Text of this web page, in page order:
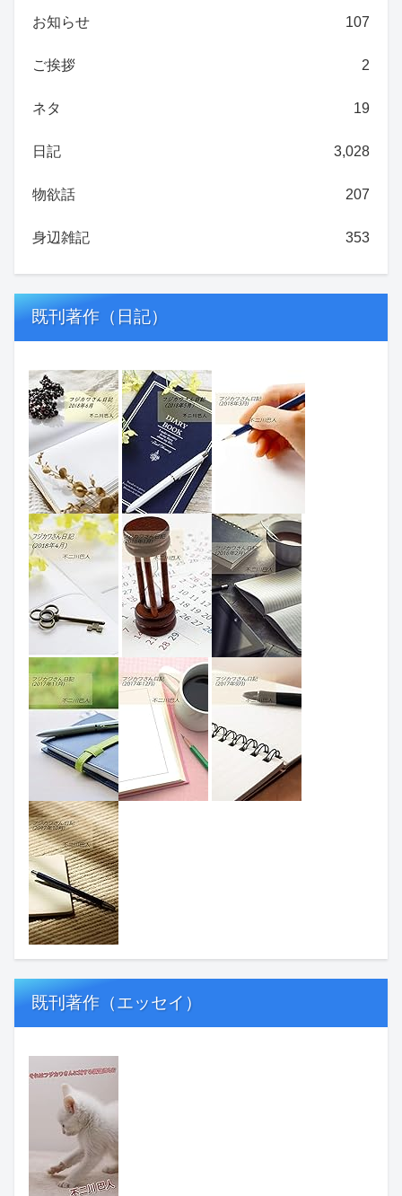
お知らせ 107
ご挨拶 2
ネタ 19
日記 3,028
物欲話 207
身辺雑記 353
既刊著作（日記）
既刊著作（エッセイ）